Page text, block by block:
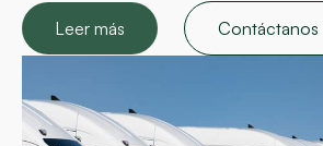
Leer más Contáctanos